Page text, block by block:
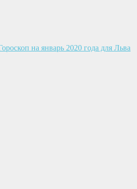
на январь 2020 года для Льва